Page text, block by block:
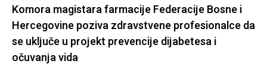
Komora magistara farmacije Federacije Bosne i
Hercegovine poziva zdravstvene profesionalce da
se uključe u projekt prevencije dijabetesa i
očuvanja vida